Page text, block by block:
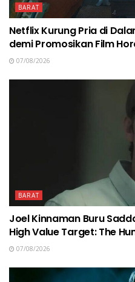
BARAT
Netflix Kurung Pria di
demi Promosikan Film
07/08/2026
BARAT
Joel Kinnaman Buru
High Value Target: The
07/08/2026